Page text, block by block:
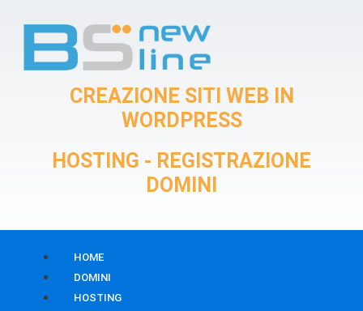
contenuto
CREAZIONE SITI WEB IN
WORDPRESS
HOSTING - REGISTRAZIONE
DOMINI
HOME
DOMINI
HOSTING